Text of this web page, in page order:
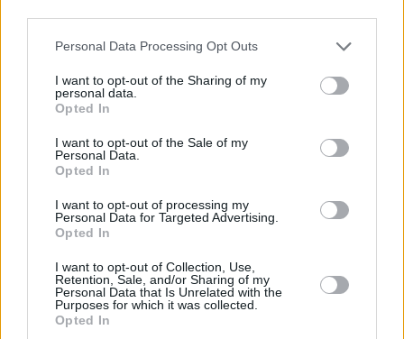
Personal Data Processing Opt Outs
I want to opt-out of the Sharing of my
personal data.
Opted In
I want to opt-out of the Sale of my
Personal Data.
Opted In
I want to opt-out of processing my
Personal Data for Targeted Advertising.
Opted In
I want to opt-out of Collection, Use,
Retention, Sale, and/or Sharing of my
Personal Data that Is Unrelated with the
Purposes for which it was collected.
Opted In
Nelle battaglie del Donbass “l’esercito ucraino e la nostra
battuto l’esercito russo. E questo nonostante il vantaggio
significativo dei russi nella quantità di equipaggiamento e,
soprattutto, nei sistemi di artiglieria. Il prezzo di questa battaglia –
ha continuato – per noi è molto alto. E’ proprio spaventoso”.
Zelensky ha lanciato un ulteriore appello all’Occidente: “Attiriamo
quotidianamente l’attenzione dei nostri partner sul fatto che solo un
numero sufficiente di artiglieria moderna per l’Ucraina garantirà il
nostro vantaggio e, finalmente, la fine della tortura russa del
Donbass ucraino”.
Un messaggio ai Paesi occidentali, nel frattempo, arriva anche da
Mosca. Per il portavoce del Cremlino, Dmitry Peskov, le sanzioni si
ritorceranno contro chi le ha imposte. “La Russia è un paese troppo